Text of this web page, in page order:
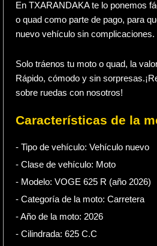
En TXARANDAKA te lo ponemos
o quad como parte de pago, para
nuevo vehículo sin complicaciones.
Solo tráenos tu moto o quad, la
Rápido, cómodo y sin
sobre ruedas con nosotros!
Características de la
- Tipo de vehículo: Vehículo nuevo
- Clase de vehículo: Moto
- Modelo: VOGE 625 R (año 2026)
- Categoría de la moto: Carretera
- Año de la moto: 2026
- Cilindrada: 625 C.C